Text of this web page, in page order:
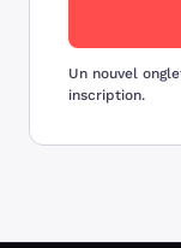
Un nouvel
inscription.